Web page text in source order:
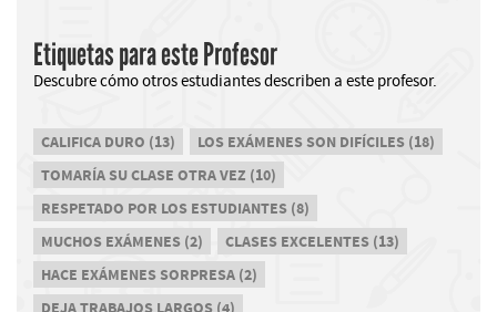
Etiquetas para este Profesor
Descubre cómo otros estudiantes describen a este profesor.
CALIFICA DURO (13)
LOS EXÁMENES SON DIFÍCILES (18)
TOMARÍA SU CLASE OTRA VEZ (10)
RESPETADO POR LOS ESTUDIANTES (8)
MUCHOS EXÁMENES (2)
CLASES EXCELENTES (13)
HACE EXÁMENES SORPRESA (2)
DEJA TRABAJOS LARGOS (4)